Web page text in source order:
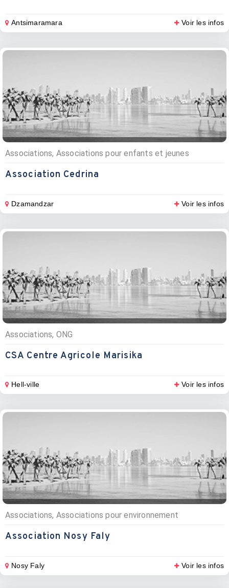
Antsimaramara Voir les infos
Associations, Associations pour enfants et jeunes
Association Cedrina
Dzamandzar Voir les infos
Associations, ONG
CSA Centre Agricole Marisika
Hell-ville Voir les infos
Associations, Associations pour environnement
Association Nosy Faly
Nosy Faly Voir les infos